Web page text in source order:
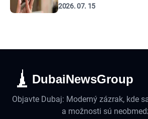
2026. 07. 15
DubaiNewsGroup
Objavte Dubaj: Moderný zázrak, kde
a možnosti sú